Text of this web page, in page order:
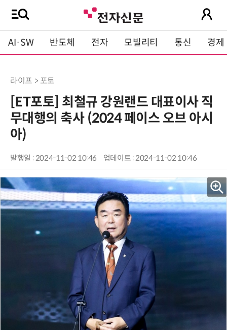
AI·SW 반도체 전자 모빌리티 통신 경제
라이프 > 포토
[ET포토] 최철규 강원랜드 대표이사 직
무대행의 축사 (2024 페이스 오브 아시
아)
발행일 : 2024-11-02 10:46 업데이트 : 2024-11-02 10:46